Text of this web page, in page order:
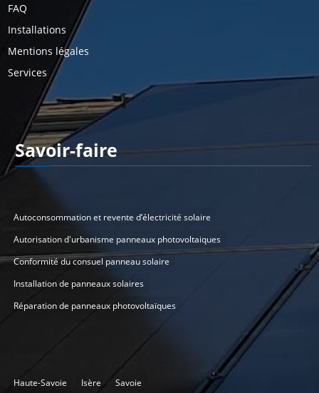
FAQ
Installations
Mentions légales
Services
Savoir-faire
Autoconsommation et revente d’électricité solaire
Autorisation d'urbanisme panneaux photovoltaiques
Conformité du consuel panneau solaire
Installation de panneaux solaires
Réparation de panneaux photovoltaïques
Haute-Savoie Isère Savoie